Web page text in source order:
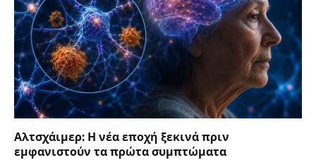
Αλτσχάιμερ: Η νέα εποχή ξεκινά πριν
εμφανιστούν τα πρώτα συμπτώματα